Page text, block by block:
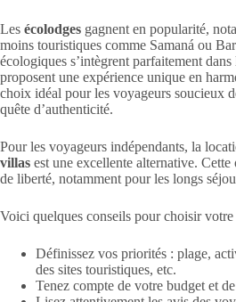
Les écolodges gagnent en popularité,
moins touristiques comme Samaná ou
écologiques s’intègrent parfaitement
proposent une expérience unique en
choix idéal pour les voyageurs soucieux
quête d’authenticité.
Pour les voyageurs indépendants, la
villas est une excellente alternative.
de liberté, notamment pour les longs
Voici quelques conseils pour choisir votre
Définissez vos priorités : plage,
des sites touristiques, etc.
Tenez compte de votre budget et